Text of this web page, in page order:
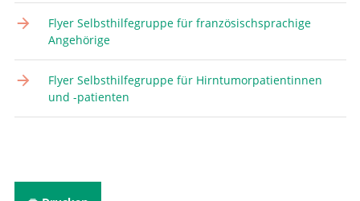
Flyer Selbsthilfegruppe für französischsprachige
Angehörige
Flyer Selbsthilfegruppe für Hirntumorpatientinnen
und -patienten